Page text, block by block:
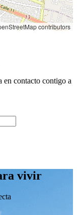
contributors
en contacto contigo a
vivir